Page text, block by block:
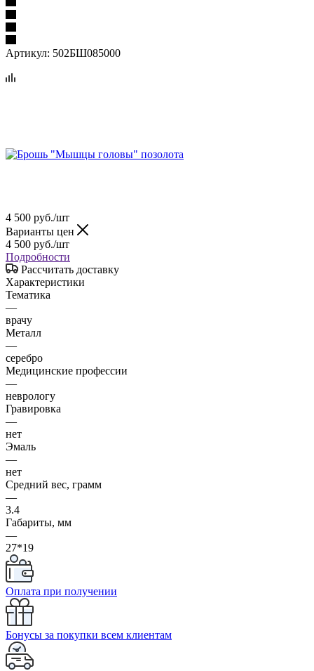
Артикул: 502БШ085000
4 500 руб./шт
Варианты цен
4 500 руб./шт
Подробности
Рассчитать доставку
Характеристики
Тематика
—
врачу
Металл
—
серебро
Медицинские профессии
—
неврологу
Гравировка
—
нет
Эмаль
—
нет
Средний вес, грамм
—
3.4
Габариты, мм
—
27*19
Оплата при получении
Бонусы за покупки всем клиентам